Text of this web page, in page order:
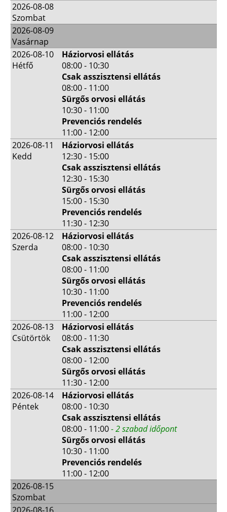
2026-08-08
Szombat
2026-08-09
Vasárnap
2026-08-10
Hétfő
Háziorvosi ellátás
08:00 - 10:30
Csak asszisztensi ellátás
08:00 - 11:00
Sürgős orvosi ellátás
10:30 - 11:00
Prevenciós rendelés
11:00 - 12:00
2026-08-11
Kedd
Háziorvosi ellátás
12:30 - 15:00
Csak asszisztensi ellátás
12:30 - 15:30
Sürgős orvosi ellátás
15:00 - 15:30
Prevenciós rendelés
11:30 - 12:30
2026-08-12
Szerda
Háziorvosi ellátás
08:00 - 10:30
Csak asszisztensi ellátás
08:00 - 11:00
Sürgős orvosi ellátás
10:30 - 11:00
Prevenciós rendelés
11:00 - 12:00
2026-08-13
Csütörtök
Háziorvosi ellátás
08:00 - 11:30
Csak asszisztensi ellátás
08:00 - 12:00
Sürgős orvosi ellátás
11:30 - 12:00
2026-08-14
Péntek
Háziorvosi ellátás
08:00 - 10:30
Csak asszisztensi ellátás
08:00 - 11:00- 2 szabad időpont
Sürgős orvosi ellátás
10:30 - 11:00
Prevenciós rendelés
11:00 - 12:00
2026-08-15
Szombat
2026-08-16